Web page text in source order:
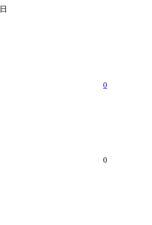
0
0